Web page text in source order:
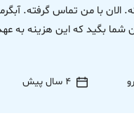
الان با من تماس گرفته.
شما بگید که این هزینه
4 سال پیش